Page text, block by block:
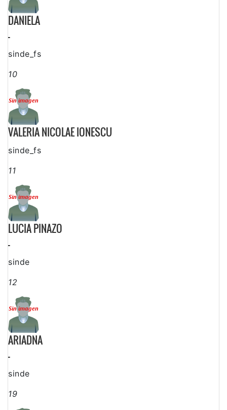
DANIELA
-
sinde_fs
10
VALERIA NICOLAE IONESCU
sinde_fs
11
LUCIA PINAZO
-
sinde
12
ARIADNA
-
sinde
19